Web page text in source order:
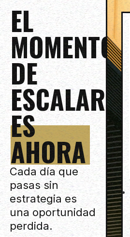
EL
MOMENTO
DE
ESCALAR
ES
AHORA
Cada día que
pasas sin
estrategia es
una oportunidad
perdida.